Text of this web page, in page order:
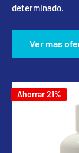
determinado.
Ver mas
Ahorrar 21%